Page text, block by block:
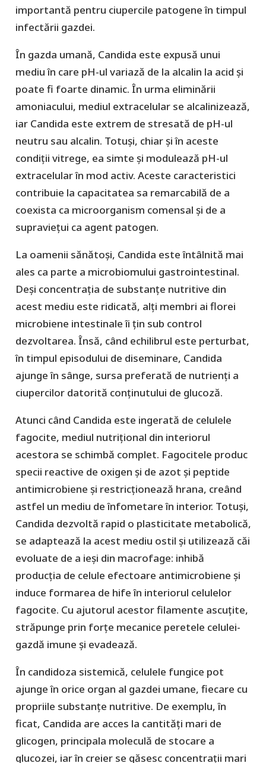
importantă pentru ciupercile patogene în timpul
infectării gazdei.
În gazda umană, Candida este expusă unui
mediu în care pH-ul variază de la alcalin la acid și
poate fi foarte dinamic. În urma eliminării
amoniacului, mediul extracelular se alcalinizează,
iar Candida este extrem de stresată de pH-ul
neutru sau alcalin. Totuși, chiar și în aceste
condiții vitrege, ea simte și modulează pH-ul
extracelular în mod activ. Aceste caracteristici
contribuie la capacitatea sa remarcabilă de a
coexista ca microorganism comensal și de a
supraviețui ca agent patogen.
La oamenii sănătoși, Candida este întâlnită mai
ales ca parte a microbiomului gastrointestinal.
Deși concentrația de substanțe nutritive din
acest mediu este ridicată, alți membri ai florei
microbiene intestinale îi țin sub control
dezvoltarea. Însă, când echilibrul este perturbat,
în timpul episodului de diseminare, Candida
ajunge în sânge, sursa preferată de nutrienți a
ciupercilor datorită conținutului de glucoză.
Atunci când Candida este ingerată de celulele
fagocite, mediul nutrițional din interiorul
acestora se schimbă complet. Fagocitele produc
specii reactive de oxigen și de azot și peptide
antimicrobiene și restricționează hrana, creând
astfel un mediu de înfometare în interior. Totuși,
Candida dezvoltă rapid o plasticitate metabolică,
se adaptează la acest mediu ostil și utilizează căi
evoluate de a ieși din macrofage: inhibă
producția de celule efectoare antimicrobiene și
induce formarea de hife în interiorul celulelor
fagocite. Cu ajutorul acestor filamente ascuțite,
străpunge prin forțe mecanice peretele celulei-
gazdă imune și evadează.
În candidoza sistemică, celulele fungice pot
ajunge în orice organ al gazdei umane, fiecare cu
propriile substanțe nutritive. De exemplu, în
ficat, Candida are acces la cantități mari de
glicogen, principala moleculă de stocare a
glucozei, iar în creier se găsesc concentrații mari